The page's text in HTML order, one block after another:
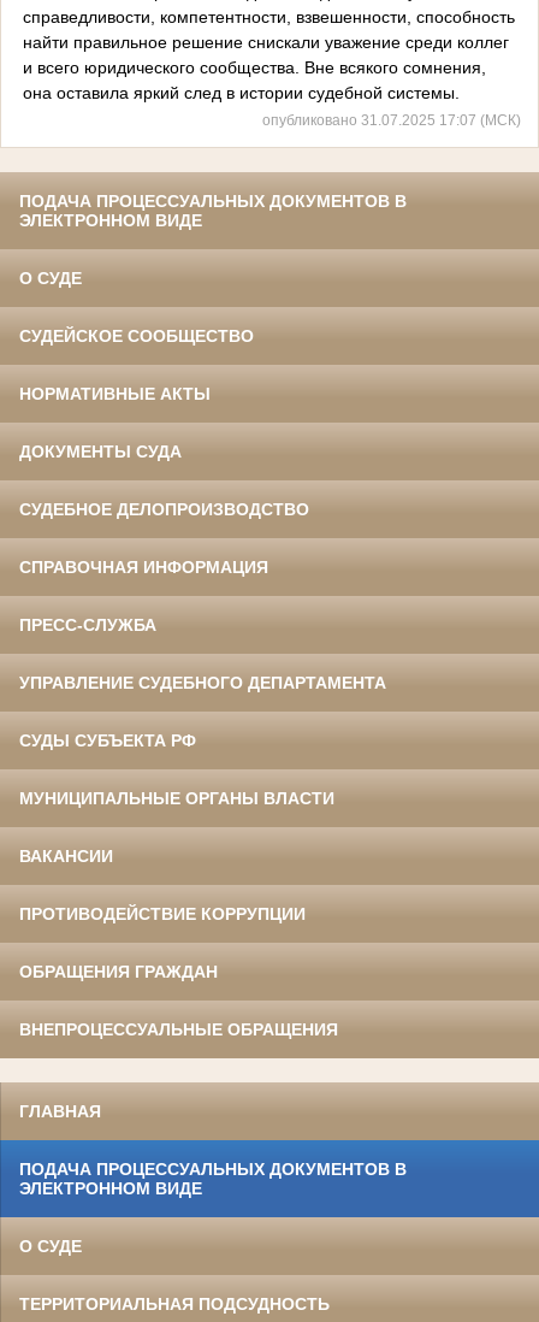
справедливости, компетентности, взвешенности, способность
найти правильное решение снискали уважение среди коллег
и всего юридического сообщества. Вне всякого сомнения,
она оставила яркий след в истории судебной системы.
опубликовано 31.07.2025 17:07 (МСК)
ПОДАЧА ПРОЦЕССУАЛЬНЫХ ДОКУМЕНТОВ В
ЭЛЕКТРОННОМ ВИДЕ
О СУДЕ
СУДЕЙСКОЕ СООБЩЕСТВО
НОРМАТИВНЫЕ АКТЫ
ДОКУМЕНТЫ СУДА
СУДЕБНОЕ ДЕЛОПРОИЗВОДСТВО
СПРАВОЧНАЯ ИНФОРМАЦИЯ
ПРЕСС-СЛУЖБА
УПРАВЛЕНИЕ СУДЕБНОГО ДЕПАРТАМЕНТА
СУДЫ СУБЪЕКТА РФ
МУНИЦИПАЛЬНЫЕ ОРГАНЫ ВЛАСТИ
ВАКАНСИИ
ПРОТИВОДЕЙСТВИЕ КОРРУПЦИИ
ОБРАЩЕНИЯ ГРАЖДАН
ВНЕПРОЦЕССУАЛЬНЫЕ ОБРАЩЕНИЯ
ГЛАВНАЯ
ПОДАЧА ПРОЦЕССУАЛЬНЫХ ДОКУМЕНТОВ В
ЭЛЕКТРОННОМ ВИДЕ
О СУДЕ
ТЕРРИТОРИАЛЬНАЯ ПОДСУДНОСТЬ